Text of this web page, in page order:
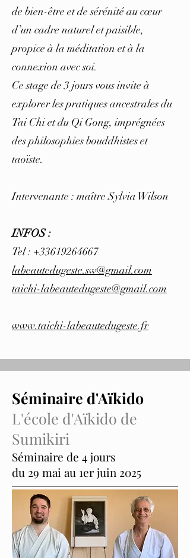
de bien-être et de sérénité au cœur
d’un cadre naturel et paisible,
propice à la méditation et à la
connexion avec soi.
Ce stage de 3 jours vous invite à
explorer les pratiques ancestrales du
Tai Chi et du Qi Gong, imprégnées
des philosophies bouddhistes et
taoïste.
Intervenante : maître Sylvia Wilson
INFOS :
Tel : +33619264667
labeautedugeste.sw@gmail.com
taichi-labeautedugeste@gmail.com
www.taichi-labeautedugeste.fr
Séminaire d'Aïkido
L'école d'Aïkido de
Sumikiri
Séminaire de 4 jours
du 29 mai au 1er juin 2025